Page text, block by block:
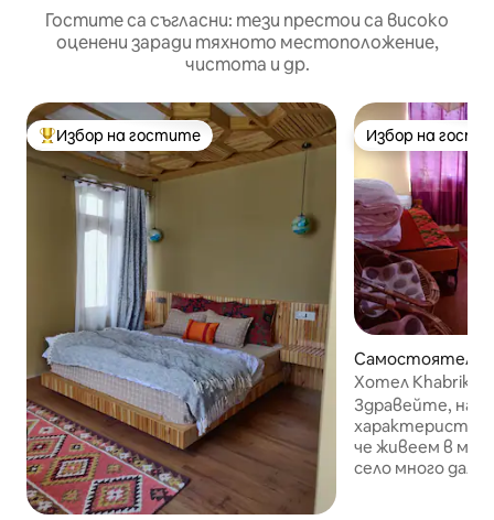
Гостите са съгласни: тези престои са високо
оценени заради тяхното местоположение,
чистота и др.
Най-популярен избор на гостите
Избор на гостите Избор на
Избор на
Самостоятелна
Хотел Khabrik
долината
Здравейте, най
че живеем в
село много